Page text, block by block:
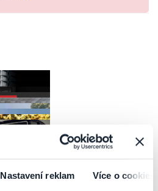
Nastavení reklam Více o cookies